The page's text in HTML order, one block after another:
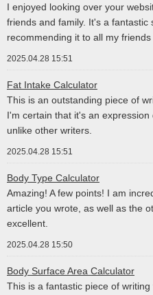
I enjoyed looking over your
friends and family. It's a fantastic
recommending it to all my
2025.04.28 15:51
Fat Intake Calculator
This is an outstanding piece of
I'm certain that it's an
unlike other writers.
2025.04.28 15:51
Body Type Calculator
Amazing! A few points! I am
article you wrote, as well as the
excellent.
2025.04.28 15:50
Body Surface Area Calculator
This is a fantastic piece of